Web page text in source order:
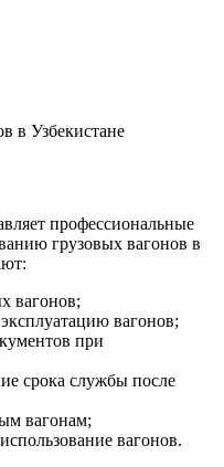
профессиональные
грузовых вагонов в
вагонов;
вагонов;
при
срока службы после
вагонам;
вагонов.